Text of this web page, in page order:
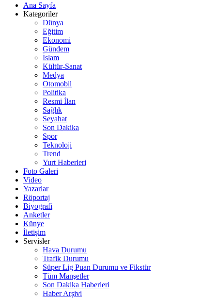
Ana Sayfa
Kategoriler
Dünya
Eğitim
Ekonomi
Gündem
İslam
Kültür-Sanat
Medya
Otomobil
Politika
Resmi İlan
Sağlık
Seyahat
Son Dakika
Spor
Teknoloji
Trend
Yurt Haberleri
Foto Galeri
Video
Yazarlar
Röportaj
Biyografi
Anketler
Künye
İletişim
Servisler
Hava Durumu
Trafik Durumu
Süper Lig Puan Durumu ve Fikstür
Tüm Manşetler
Son Dakika Haberleri
Haber Arşivi